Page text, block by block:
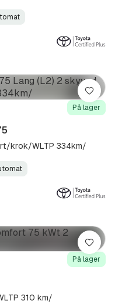
På lager
krok/WLTP 334km/
Lagre
På lager
310 km/
Lagre